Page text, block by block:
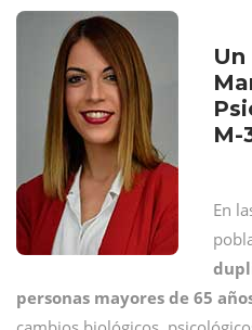
M-
En
personas mayores de 65